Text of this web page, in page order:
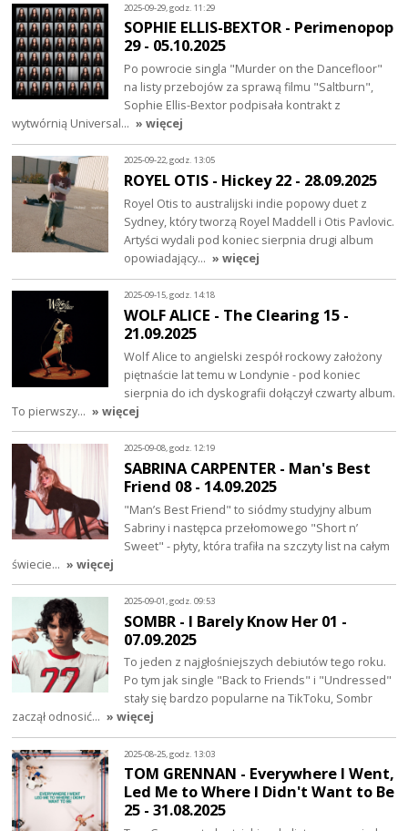
2025-09-29, godz. 11:29
SOPHIE ELLIS-BEXTOR - Perimenopop
29 - 05.10.2025
Po powrocie singla "Murder on the Dancefloor"
na listy przebojów za sprawą filmu "Saltburn",
Sophie Ellis-Bextor podpisała kontrakt z
wytwórnią Universal… » więcej
2025-09-22, godz. 13:05
ROYEL OTIS - Hickey 22 - 28.09.2025
Royel Otis to australijski indie popowy duet z
Sydney, który tworzą Royel Maddell i Otis Pavlovic.
Artyści wydali pod koniec sierpnia drugi album
opowiadający… » więcej
2025-09-15, godz. 14:18
WOLF ALICE - The Clearing 15 -
21.09.2025
Wolf Alice to angielski zespół rockowy założony
piętnaście lat temu w Londynie - pod koniec
sierpnia do ich dyskografii dołączył czwarty album.
To pierwszy… » więcej
2025-09-08, godz. 12:19
SABRINA CARPENTER - Man's Best
Friend 08 - 14.09.2025
"Man’s Best Friend" to siódmy studyjny album
Sabriny i następca przełomowego "Short n’
Sweet" - płyty, która trafiła na szczyty list na całym
świecie… » więcej
2025-09-01, godz. 09:53
SOMBR - I Barely Know Her 01 -
07.09.2025
To jeden z najgłośniejszych debiutów tego roku.
Po tym jak single "Back to Friends" i "Undressed"
stały się bardzo popularne na TikToku, Sombr
zaczął odnosić… » więcej
2025-08-25, godz. 13:03
TOM GRENNAN - Everywhere I Went,
Led Me to Where I Didn't Want to Be
25 - 31.08.2025